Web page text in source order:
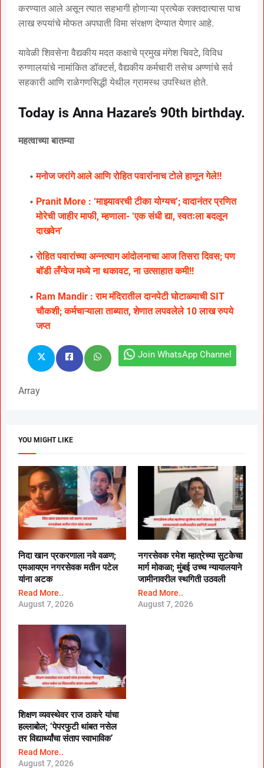
करण्यात आले असून त्यात सहभागी होणाऱ्या प्रत्येक रक्तदात्यास पाच
लाख रुपयांचे मोफत अपघाती विमा संरक्षण देण्यात येणार आहे.
यावेळी शिवसेना वैद्यकीय मदत कक्षाचे प्रमुख मंगेश चिवटे, विविध
रुग्णालयांचे नामांकित डॉक्टर्स, वैद्यकीय कर्मचारी तसेच अण्णांचे सर्व
सहकारी आणि राळेगणसिद्धी येथील ग्रामस्थ उपस्थित होते.
Today is Anna Hazare’s 90th birthday.
महत्वाच्या बातम्या
मनोज जरांगे आले आणि रोहित पवारांनाच टोले हाणून गेले!!
Pranit More : ‘माझ्यावरची टीका योग्यच’; वादानंतर प्रणित
मोरेची जाहीर माफी, म्हणाला- ‘एक संधी द्या, स्वतःला बदलून
दाखवेन’
रोहित पवारांच्या अन्नत्याग आंदोलनाचा आज तिसरा दिवस; पण
बॉडी लँग्वेज मध्ये ना थकावट, ना उत्साहात कमी!!
Ram Mandir : राम मंदिरातील दानपेटी घोटाळ्याची SIT
चौकशी; कर्मचाऱ्याला ताब्यात, शेणात लपवलेले 10 लाख रुपये
जप्त
Join WhatsApp Channel
Array
YOU MIGHT LIKE
निदा खान प्रकरणाला नवे वळण;
एमआयएम नगरसेवक मतीन पटेल
यांना अटक
Read More..
August 7, 2026
नगरसेवक रमेश म्हात्रेच्या सुटकेचा
मार्ग मोकळा; मुंबई उच्च न्यायालयाने
जामीनावरील स्थगिती उठवली
Read More..
August 7, 2026
शिक्षण व्यवस्थेवर राज ठाकरे यांचा
हल्लाबोल; ‘पेपरफुटी थांबत नसेल
तर विद्यार्थ्यांचा संताप स्वाभाविक’
Read More..
August 7, 2026